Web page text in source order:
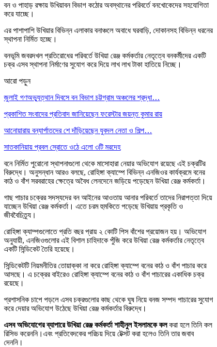
বন ও পাহাড় রক্ষায় উখিয়াবন বিভাগ কঠোর অবস্থানের পরিবর্তে বনখোকেদের সহযোগিতা
করে যাচ্ছে।
এর পাশাপাশি উখিয়ার বিভিন্ন এলাকার বনাঞ্চলে অবাধে ঘরবাড়ি, দোকানসহ বিভিন্ন ধরনের
স্থাপনা নির্মিত হচ্ছে।
বনভূমি জবরদখল প্রতিরোধের পরিবর্তে উখিয়া রেঞ্জ কর্মকর্তার নেতৃত্বে বনকর্মীদের একটি
চক্র এসব স্থাপনা নির্মাণের সুযোগ করে দিয়ে লাখ লাখ টাকা হাতিয়ে নিচ্ছে।
আরো পড়ুন
জুলাই গণঅভ্যুত্থান দিবসে বন বিভাগ চট্টগ্রাম অঞ্চলের শ্রদ্ধা…
প্রকাশিত সংবাদের প্রতিবাদ জানিয়েছেন ফরেস্টার জয়ন্ত কুমার রায়
আনোয়ারায় বন্যার্পাতদের শে দাঁড়িয়েছেন যুবদল নেতা ও শিল্প…
সাতকানিয়ায় প্রবল স্রোতে ওঠে এলো ৩টি মরদেহ
বনে নির্মিত পুরোনো স্থাপনাগুলো থেকে মাসোহারা নেয়ার অভিযোগ রয়েছে এই চক্রটির
বিরুদ্ধে। অনুসন্ধান আরও বলছে, রোহিঙ্গা ক্যাম্পে বিভিন্ন এনজিওর কার্যক্রমে বনের
কাঠ ও বাঁশ সরবরাহের ক্ষেত্রে অবৈধ লেনদেনে জড়িয়ে পড়েছেন উখিয়া রেঞ্জ কর্মকর্তা।
গাছ পাচার চক্রের সদস্যদের বন আইনের আওতায় আনার পরিবর্তে তাদের নিরাপত্তা দিয়ে
যাচ্ছেন উখিয়া রেঞ্জ কর্মকর্তা। এতে চরম হুমকিতে পড়েছে উখিয়ায় প্রকৃতি ও
জীববৈচিত্র্য।
রোহিঙ্গা ক্যাম্পগুলোতে প্রতি বছর প্রায় ২ কোটি পিস বাঁশের প্রয়োজন হয়। অভিযোগ
অনুযায়ী, এনজিওগুলোর এই বিশাল চাহিদাকে পুঁজি করে উখিয়া রেঞ্জ কর্মকর্তার নেতৃত্বে
একটি সিন্ডিকেট তৈরি হয়েছে।
সিন্ডিকেটটি নিয়মনীতির তোয়াক্কা না করে রোহিঙ্গা ক্যাম্পে বনের কাঠ ও বাঁশ পাচার করে
আসছে। এ চক্রের বাইরেও রোহিঙ্গা ক্যাম্পে বনের কাঠ ও বাঁশ পাচারের একাধিক চক্র
রয়েছে।
প্রশাসনিক চাপে পড়লে এসব চক্রগুলোর কাছ থেকে ঘুষ নিয়ে বনজ সম্পদ পাচারের সুযোগ
করে দেয়ার অভিযোগ উঠেছে উখিয়া রেঞ্জ কর্মকর্তার বিরুদ্ধে।
এসব অভিযোগের ব্যাপারে উখিয়া রেঞ্জ কর্মকর্তা শাহীনুল ইসলামকে কলকরা হলে তিনি কল
রিসিভ করেননি।এবং প্রতিবেদকের পরিচয় দিয়ে টেক্সট করা হলেও তিনি তার জবাব
দেননি।